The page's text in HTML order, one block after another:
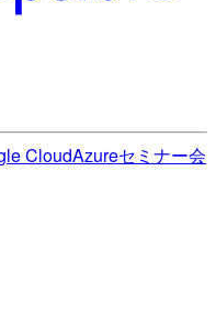
CloudAzureセミナー会